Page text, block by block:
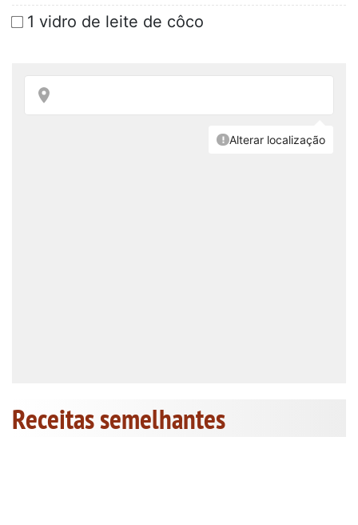
1 vidro de leite de côco
Receitas semelhantes